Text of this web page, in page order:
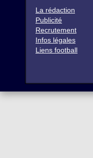
La rédaction
Publicité
Recrutement
Infos légales
Liens football